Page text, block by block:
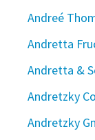
Andreé
Andretta
Andretta &
Andretzky
Andretzky